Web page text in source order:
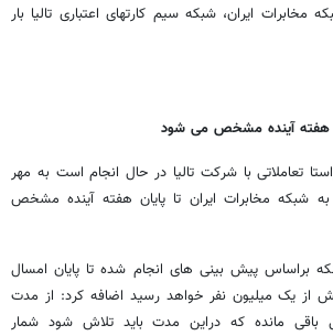
مخابرات ایران، شبکه سیم کارتهای اعتباری تالیا بار
تا هفته آینده مشخص می شود
تعاملاتی با شرکت تالیا در حال انجام است به مهر
شبکه مخابرات ایران تا پایان هفته آینده مشخص
براساس پیش بینی های انجام شده تا پایان امسال
از یک میلیون نفر خواهد رسید اضافه کرد: از مدت
تالیا تنها 2.5 سال باقی مانده که دراین مدت باید تلاش شود شمار